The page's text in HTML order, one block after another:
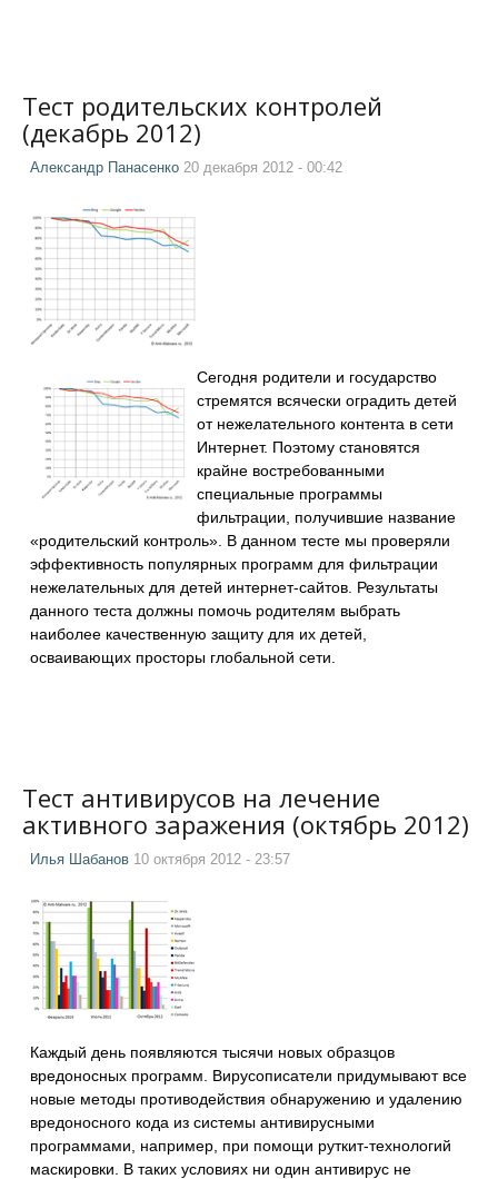
Тест родительских контролей
(декабрь 2012)
Александр Панасенко 20 декабря 2012 - 00:42
Сегодня родители и государство
стремятся всячески оградить детей
от нежелательного контента в сети
Интернет. Поэтому становятся
крайне востребованными
специальные программы
фильтрации, получившие название
«родительский контроль». В данном тесте мы проверяли
эффективность популярных программ для фильтрации
нежелательных для детей интернет-сайтов. Результаты
данного теста должны помочь родителям выбрать
наиболее качественную защиту для их детей,
осваивающих просторы глобальной сети.
Тест антивирусов на лечение
активного заражения (октябрь 2012)
Илья Шабанов 10 октября 2012 - 23:57
Каждый день появляются тысячи новых образцов
вредоносных программ. Вирусописатели придумывают все
новые методы противодействия обнаружению и удалению
вредоносного кода из системы антивирусными
программами, например, при помощи руткит-технологий
маскировки. В таких условиях ни один антивирус не